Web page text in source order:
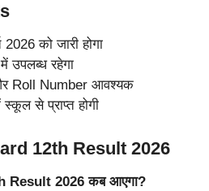
को जारी होगा
उपलब्ध रहेगा
Roll Number आवश्यक
से प्राप्त होगी
12th Result 2026
Result 2026 कब आएगा?